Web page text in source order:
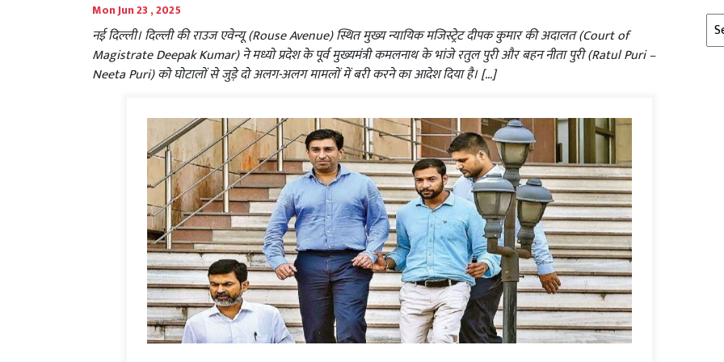
Mon Jun 23 , 2025
नई दिल्ली। दिल्ली की राउज एवेन्यू (Rouse Avenue) स्थित मुख्य न्यायिक मजिस्ट्रेट दीपक कुमार की अदालत (Court of
Magistrate Deepak Kumar) ने मध्यो प्रदेश के पूर्व मुख्यमंत्री कमलनाथ के भांजे रतुल पुरी और बहन नीता पुरी (Ratul Puri –
Neeta Puri) को घोटालों से जुड़े दो अलग-अलग मामलों में बरी करने का आदेश दिया है। […]